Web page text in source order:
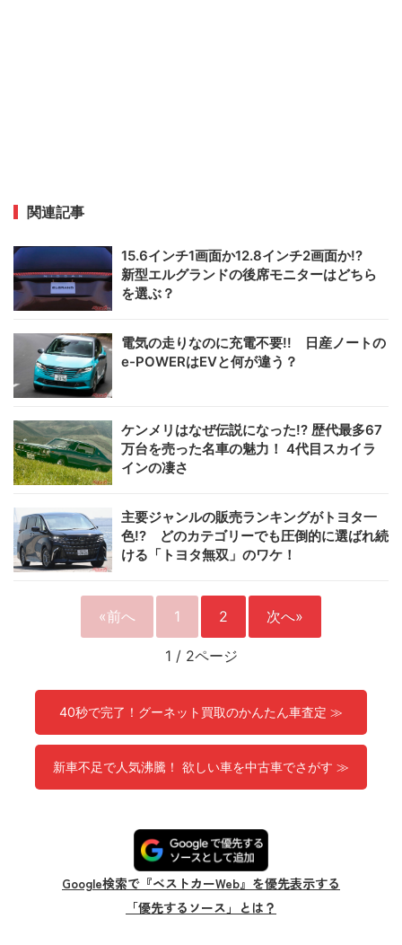
関連記事
15.6インチ1画面か12.8インチ2画面か!?
新型エルグランドの後席モニターはどちら
を選ぶ？
電気の走りなのに充電不要!! 日産ノートの
e-POWERはEVと何が違う？
ケンメリはなぜ伝説になった!? 歴代最多67
万台を売った名車の魅力！ 4代目スカイラ
インの凄さ
主要ジャンルの販売ランキングがトヨタ一
色!? どのカテゴリーでも圧倒的に選ばれ続
ける「トヨタ無双」のワケ！
«前へ 1 2 次へ»
1 / 2ページ
40秒で完了！グーネット買取のかんたん車査定 ≫
新車不足で人気沸騰！ 欲しい車を中古車でさがす ≫
Google検索で『ベストカーWeb』を優先表示する
「優先するソース」とは？